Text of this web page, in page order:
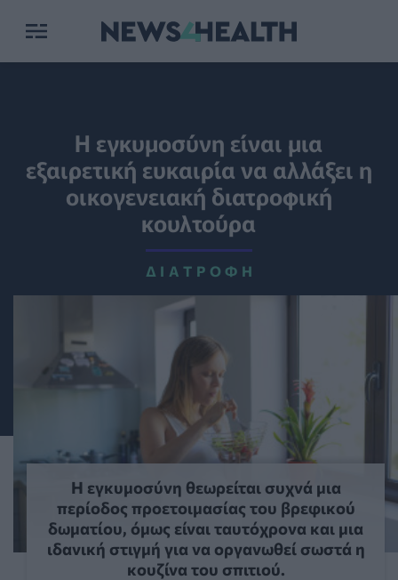
Η εγκυμοσύνη είναι μια
εξαιρετική ευκαιρία να αλλάξει η
οικογενειακή διατροφική
κουλτούρα
ΔΙΑΤΡΟΦΉ
Η εγκυμοσύνη θεωρείται συχνά μια
περίοδος προετοιμασίας του βρεφικού
δωματίου, όμως είναι ταυτόχρονα και μια
ιδανική στιγμή για να οργανωθεί σωστά η
κουζίνα του σπιτιού.